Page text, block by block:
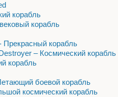
корабль
корабль
Прекрасный корабль
– Космический корабль
корабль
боевой корабль
космический корабль